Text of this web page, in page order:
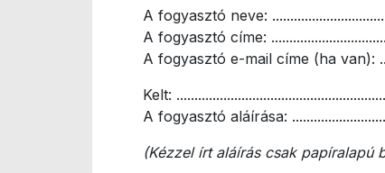
A fogyasztó neve:
A fogyasztó címe:
A fogyasztó e-mail címe (ha van):
Kelt:
A fogyasztó aláírása:
(Kézzel írt aláírás csak papíralapú